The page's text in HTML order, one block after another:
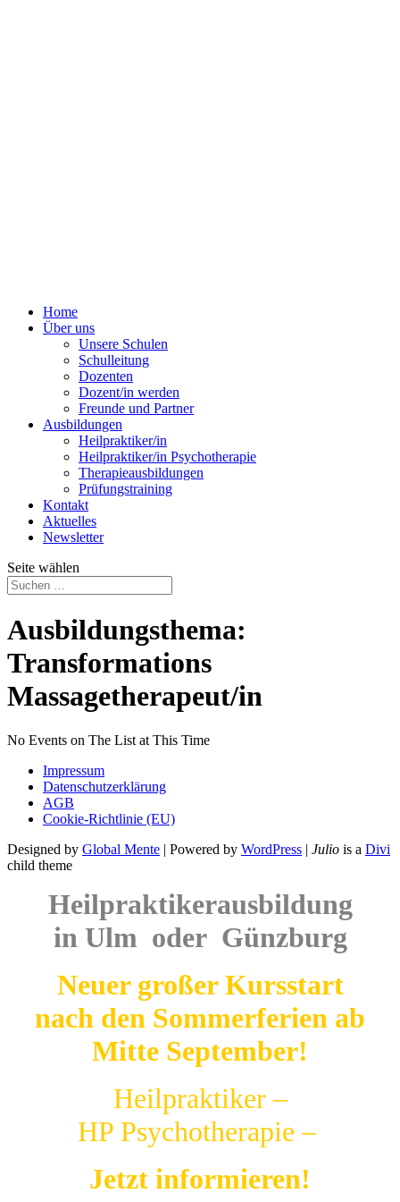
Home
Über uns
Unsere Schulen
Schulleitung
Dozenten
Dozent/in werden
Freunde und Partner
Ausbildungen
Heilpraktiker/in
Heilpraktiker/in Psychotherapie
Therapieausbildungen
Prüfungstraining
Kontakt
Aktuelles
Newsletter
Seite wählen
Ausbildungsthema:
Transformations
Massagetherapeut/in
No Events on The List at This Time
Impressum
Datenschutzerklärung
AGB
Cookie-Richtlinie (EU)
Designed by Global Mente | Powered by WordPress | Julio is a Divi
child theme
Heilpraktikerausbildung
in Ulm oder Günzburg
Neuer großer Kursstart
nach den Sommerferien ab
Mitte September!
Heilpraktiker –
HP Psychotherapie –
Jetzt informieren!